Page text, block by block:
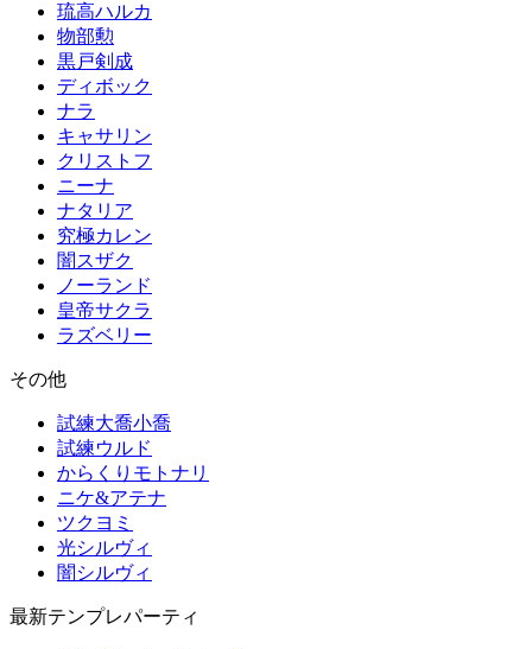
琉高ハルカ
物部勲
黒戸剣成
ディボック
ナラ
キャサリン
クリストフ
ニーナ
ナタリア
究極カレン
闇スザク
ノーランド
皇帝サクラ
ラズベリー
その他
試練大喬小喬
試練ウルド
からくりモトナリ
ニケ&アテナ
ツクヨミ
光シルヴィ
闇シルヴィ
最新テンプレパーティ